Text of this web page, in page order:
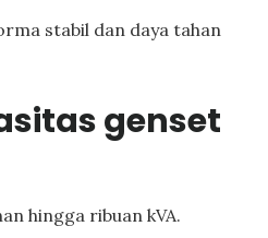
stabil dan daya tahan
genset
hingga ribuan kVA.